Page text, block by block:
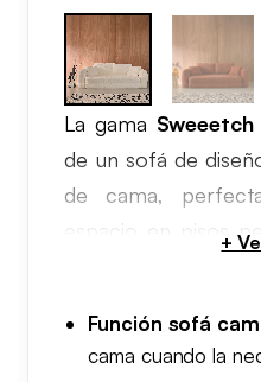
La gama Sweeetch
de un sofá de
de cama,
espacio en pisos
como el resto de la
Función sofá
cama cuando la